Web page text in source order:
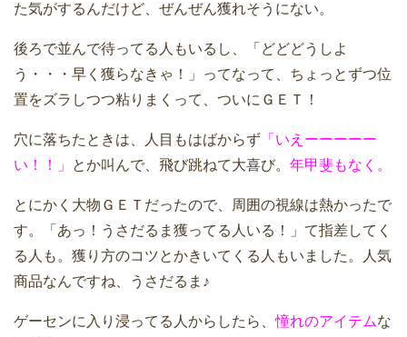
た気がするんだけど、ぜんぜん獲れそうにない。
後ろで並んで待ってる人もいるし、「どどどうしよ
う・・・早く獲らなきゃ！」ってなって、ちょっとずつ位
置をズラしつつ粘りまくって、ついにＧＥＴ！
穴に落ちたときは、人目もはばからず 「いえーーーーー
い！！」
とか叫んで、飛び跳ねて大喜び。 年甲斐もなく。
とにかく大物ＧＥＴだったので、周囲の視線は熱かったで
す。「あっ！うさだるま獲ってる人いる！」て指差してく
る人も。獲り方のコツとかきいてくる人もいました。人気
商品なんですね、うさだるま♪
ゲーセンに入り浸ってる人からしたら、憧れのアイテムな